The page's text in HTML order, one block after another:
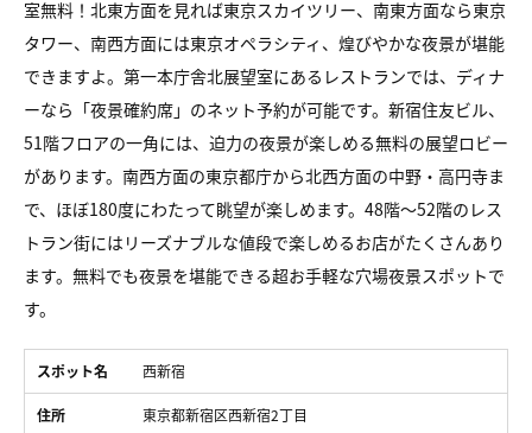
室無料！北東方面を見れば東京スカイツリー、南東方面なら東京
タワー、南西方面には東京オペラシティ、煌びやかな夜景が堪能
できますよ。第一本庁舎北展望室にあるレストランでは、ディナ
ーなら「夜景確約席」のネット予約が可能です。新宿住友ビル、
51階フロアの一角には、迫力の夜景が楽しめる無料の展望ロビー
があります。南西方面の東京都庁から北西方面の中野・高円寺ま
で、ほぼ180度にわたって眺望が楽しめます。48階～52階のレス
トラン街にはリーズナブルな値段で楽しめるお店がたくさんあり
ます。無料でも夜景を堪能できる超お手軽な穴場夜景スポットで
す。
スポット名 西新宿
住所 東京都新宿区西新宿2丁目